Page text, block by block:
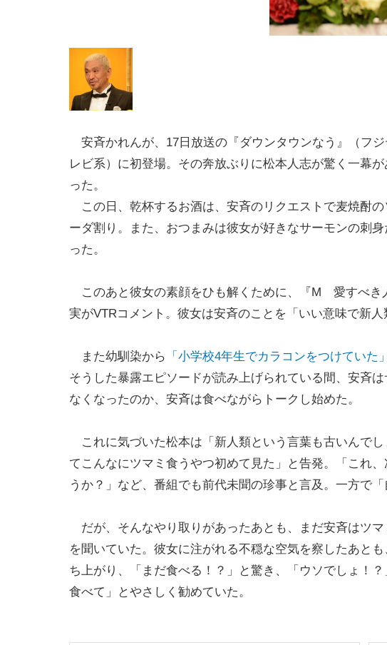
安斉かれんが、17日放送の『ダウンタウンなう』（フジ
レビ系）に初登場。その奔放ぶりに松本人志が驚く一幕が
った。
この日、乾杯するお酒は、安斉のリクエストで麦焼酎の
ーダ割り。また、おつまみは彼女が好きなサーモンの刺身
った。
このあと彼女の素顔をひも解くために、『M 愛すべき
実がVTRコメント。彼女は安斉のことを「いい意味で新人
また幼馴染から 「小学校4年生でカラコンをつけていた」
そうした暴露エピソードが読み上げられている間、安斉
なくなったのか、安斉は食べながらトークし始めた。
これに気づいた松本は「新人類という言葉も古いんで
てこんなにツマミ食うやつ初めて見た」と告発。「これ
うか？」など、番組でも前代未聞の珍事と言及。一方で
だが、そんなやり取りがあったあとも、まだ安斉はツ
を聞いていた。彼女に注がれる不穏な空気を察したあと
ち上がり、「まだ食べる！？」と驚き、「ウソでしょ！
食べて」とやさしく勧めていた。